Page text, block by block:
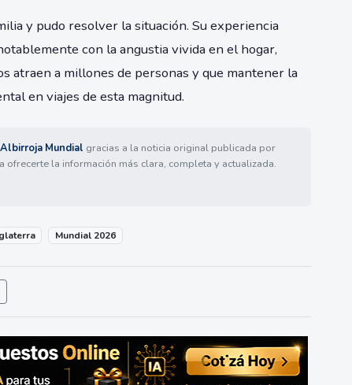
y pudo resolver la situación. Su experiencia
con la angustia vivida en el hogar,
atraen a millones de personas y que mantener la
en viajes de esta magnitud.
Albirroja Mundial gracias a la noticia original publicada por
ofrecerte la información más clara, completa y actualizada.
Mundial 2026